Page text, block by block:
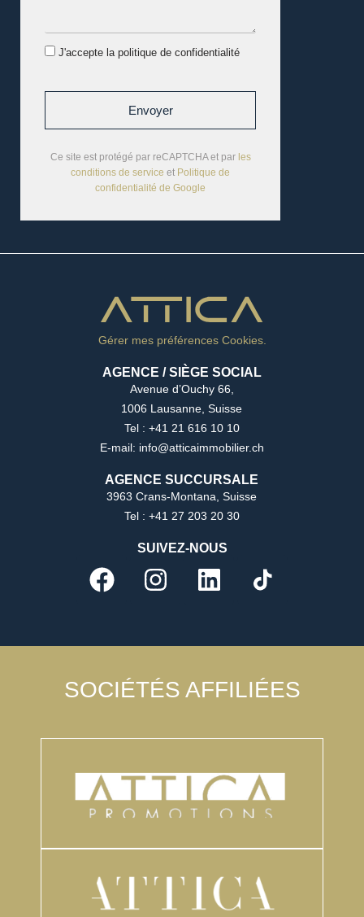
J'accepte la politique de confidentialité
Envoyer
Ce site est protégé par reCAPTCHA et par les
conditions de service et Politique de
confidentialité de Google
Gérer mes préférences Cookies.
AGENCE / SIÈGE SOCIAL
Avenue d’Ouchy 66,
1006 Lausanne, Suisse
Tel : +41 21 616 10 10
E-mail: info@atticaimmobilier.ch
AGENCE SUCCURSALE
3963 Crans-Montana, Suisse
Tel : +41 27 203 20 30
SUIVEZ-NOUS
SOCIÉTÉS AFFILIÉES